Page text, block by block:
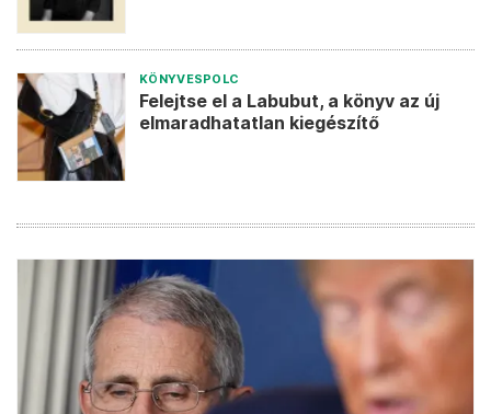
KÖNYVESPOLC
Felejtse el a Labubut, a könyv az új
elmaradhatatlan kiegészítő